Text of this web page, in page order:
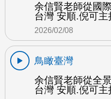
余信賢老師從國
台灣 安順.倪可主
2026/02/08
鳥瞰臺灣
余信賢老師從全
台灣 安順.倪可